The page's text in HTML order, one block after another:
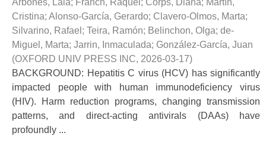
Arbones, Laia; Franch, Raquel ; Corps, Diana; Martín,
Cristina; Alonso-García, Gerardo; Clavero-Olmos, Marta;
Silvarino, Rafael ; Teira, Ramón; Belinchon, Olga; de-
Miguel, Marta; Jarrin, Inmaculada; González-García, Juan
(OXFORD UNIV PRESS INC, 2026-03-17)
BACKGROUND: Hepatitis C virus (HCV) has significantly
impacted people with human immunodeficiency virus
(HIV). Harm reduction programs, changing transmission
patterns, and direct-acting antivirals (DAAs) have
profoundly ...